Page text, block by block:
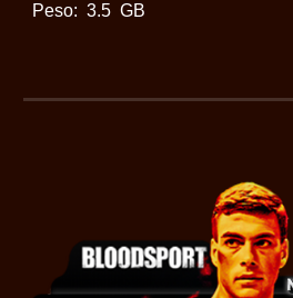
Peso: 3.5 GB